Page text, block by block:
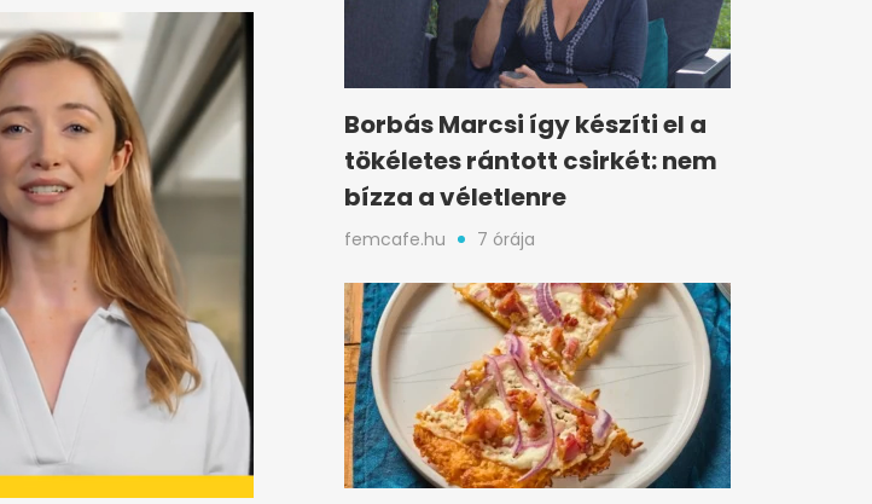
Borbás Marcsi így készíti el a
tökéletes rántott csirkét: nem
bízza a véletlenre
femcafe.hu 7 órája